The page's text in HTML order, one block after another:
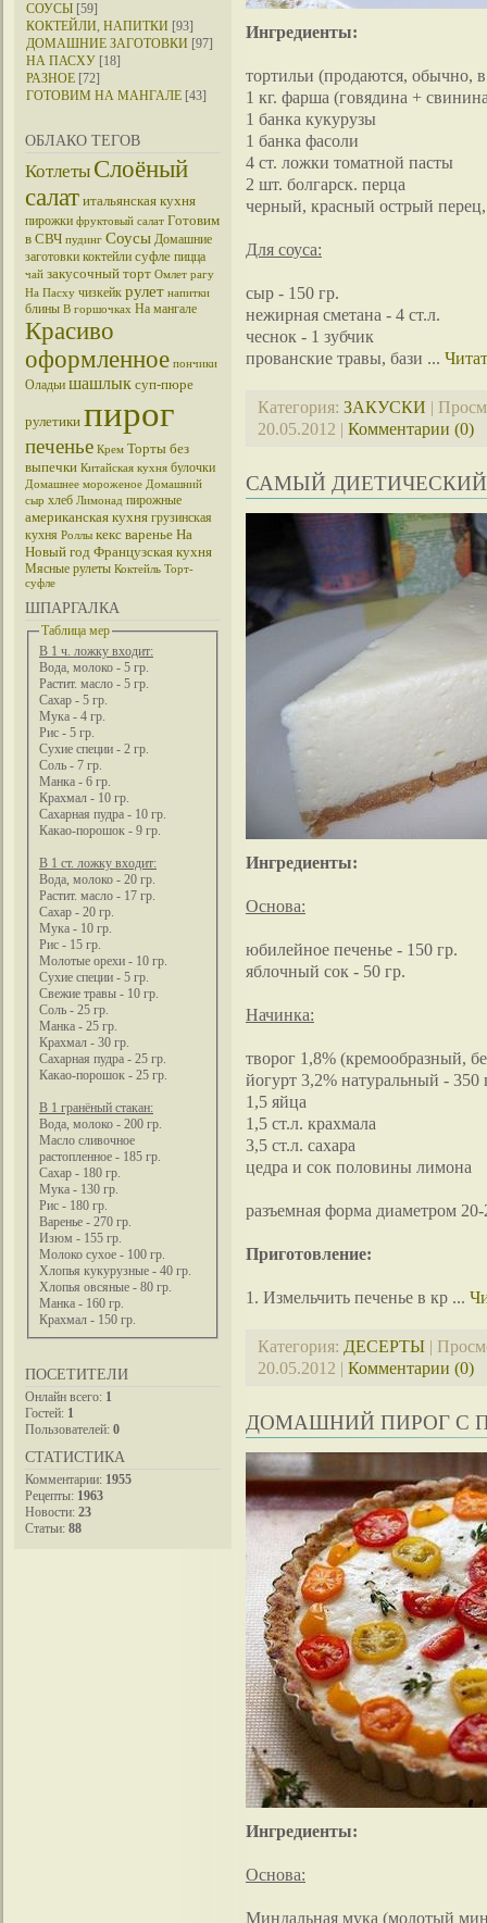
СОУСЫ [59]
КОКТЕЙЛИ, НАПИТКИ [93]
ДОМАШНИЕ ЗАГОТОВКИ [97]
НА ПАСХУ [18]
РАЗНОЕ [72]
ГОТОВИМ НА МАНГАЛЕ [43]
ОБЛАКО ТЕГОВ
Котлеты Слоёный
салат итальянская кухня
пирожки фруктовый салат Готовим
в СВЧ пудинг Соусы Домашние
заготовки коктейли суфле пицца
чай закусочный торт Омлет рагу
На Пасху чизкейк рулет напитки
блины В горшочках На мангале
Красиво
оформленное пончики
Оладьи шашлык суп-пюре
рулетики пирог
печенье Крем Торты без
выпечки Китайская кухня булочки
Домашнее мороженое Домашний
сыр хлеб Лимонад пирожные
американская кухня грузинская
кухня Роллы кекс варенье На
Новый год Французская кухня
Мясные рулеты Коктейль Торт-
суфле
ШПАРГАЛКА
Таблица мер
В 1 ч. ложку входит:
Вода, молоко - 5 гр.
Растит. масло - 5 гр.
Сахар - 5 гр.
Мука - 4 гр.
Рис - 5 гр.
Сухие специи - 2 гр.
Соль - 7 гр.
Манка - 6 гр.
Крахмал - 10 гр.
Сахарная пудра - 10 гр.
Какао-порошок - 9 гр.
В 1 ст. ложку входит:
Вода, молоко - 20 гр.
Растит. масло - 17 гр.
Сахар - 20 гр.
Мука - 10 гр.
Рис - 15 гр.
Молотые орехи - 10 гр.
Сухие специи - 5 гр.
Свежие травы - 10 гр.
Соль - 25 гр.
Манка - 25 гр.
Крахмал - 30 гр.
Сахарная пудра - 25 гр.
Какао-порошок - 25 гр.
В 1 гранёный стакан:
Вода, молоко - 200 гр.
Масло сливочное
растопленное - 185 гр.
Сахар - 180 гр.
Мука - 130 гр.
Рис - 180 гр.
Варенье - 270 гр.
Изюм - 155 гр.
Молоко сухое - 100 гр.
Хлопья кукурузные - 40 гр.
Хлопья овсяные - 80 гр.
Манка - 160 гр.
Крахмал - 150 гр.
ПОСЕТИТЕЛИ
Онлайн всего: 1
Гостей: 1
Пользователей: 0
СТАТИСТИКА
Комментарии: 1955
Рецепты: 1963
Новости: 23
Статьи: 88
Ингредиенты:
тортильи (продаются, обычно,
1 кг. фарша (говядина +
1 банка кукурузы
1 банка фасоли
4 ст. ложки томатной пасты
2 шт. болгарск. перца
черный, красный острый перец,
Для соуса:
сыр - 150 гр.
нежирная сметана - 4 ст.л.
чеснок - 1 зубчик
прованские травы, бази ...
Категория: ЗАКУСКИ |
20.05.2012 | Комментарии (0)
САМЫЙ
Ингредиенты:
Основа:
юбилейное печенье - 150 гр.
яблочный сок - 50 гр.
Начинка:
творог 1,8% (кремообразный,
йогурт 3,2% натуральный - 350
1,5 яйца
1,5 ст.л. крахмала
3,5 ст.л. сахара
цедра и сок половины лимона
разъемная форма диаметром
Приготовление:
1. Измельчить печенье в кр ...
Категория: ДЕСЕРТЫ |
20.05.2012 | Комментарии (0)
ДОМАШНИЙ ПИРОГ С
Ингредиенты:
Основа:
Миндальная мука (молотый